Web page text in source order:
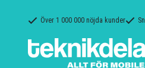
Över 1 000 000 nöjda kunder